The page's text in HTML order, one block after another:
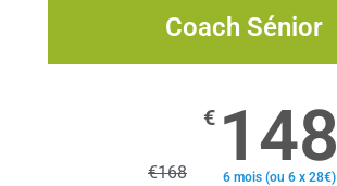
Coach Sénior
€168
€ 148
6 mois (ou 6 x 28€)